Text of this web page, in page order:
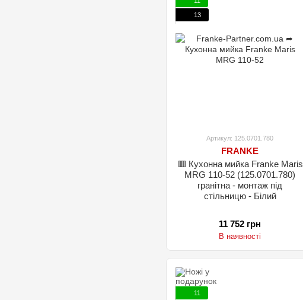
13
Артикул: 125.0701.780
FRANKE
🟥 Кухонна мийка Franke Maris
MRG 110-52 (125.0701.780)
гранітна - монтаж під
стільницю - Білий
11 752 грн
В наявності
11